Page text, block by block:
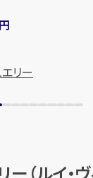
リー
ー（ルイ・